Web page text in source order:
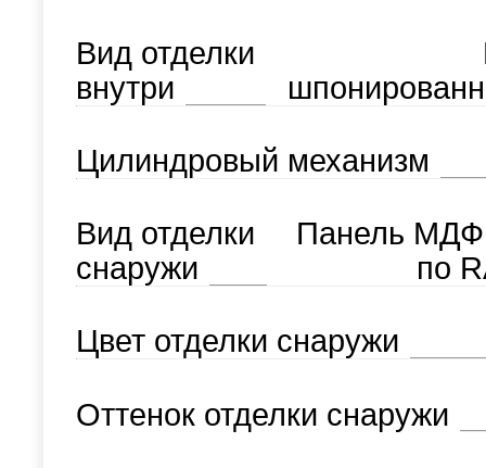
Вид отделки
внутри
Цилиндровый механизм
Вид отделки
снаружи
Панель
по
Цвет отделки снаружи
Оттенок отделки снаружи